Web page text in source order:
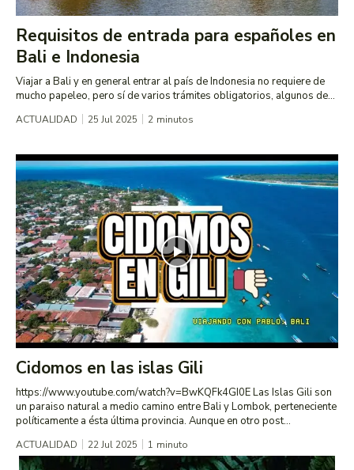
Requisitos de entrada para españoles en
Bali e Indonesia
Viajar a Bali y en general entrar al país de Indonesia no requiere de
mucho papeleo, pero sí de varios trámites obligatorios, algunos de...
ACTUALIDAD 25 Jul 2025 2 minutos
Cidomos en las islas Gili
https://www.youtube.com/watch?v=BwKQFk4GI0E Las Islas Gili son
un paraiso natural a medio camino entre Bali y Lombok, perteneciente
políticamente a ésta última provincia. Aunque en otro post...
ACTUALIDAD 22 Jul 2025 1 minuto